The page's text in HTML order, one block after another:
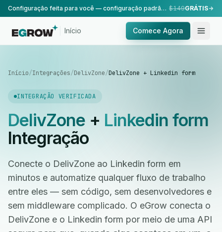
Configuração feita para você — configuração padrão, realizada pela nossa equipe. $149GRÁTIS
Início Comece Agora
Início/Integrações/DelivZone/DelivZone + Linkedin form
INTEGRAÇÃO VERIFICADA
DelivZone+ Linkedin form
Integração
Conecte o DelivZone ao Linkedin form em
minutos e automatize qualquer fluxo de trabalho
entre eles — sem código, sem desenvolvedores e
sem middleware complicado. O eGrow conecta o
DelivZone e o Linkedin form por meio de uma API